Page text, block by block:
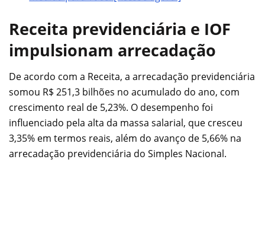
Receita previdenciária e IOF
impulsionam arrecadação
De acordo com a Receita, a arrecadação previdenciária
somou R$ 251,3 bilhões no acumulado do ano, com
crescimento real de 5,23%. O desempenho foi
influenciado pela alta da massa salarial, que cresceu
3,35% em termos reais, além do avanço de 5,66% na
arrecadação previdenciária do Simples Nacional.